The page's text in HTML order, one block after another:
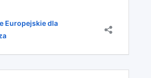
rozwoju usług społecznych i
Mazowszu, Działania 8.2
projektów.
informacje znajdują się w
Europejskie dla